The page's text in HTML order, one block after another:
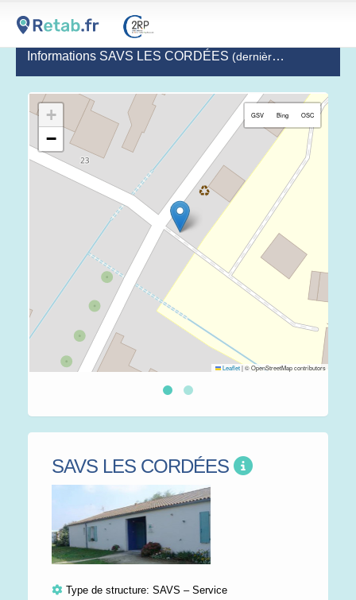
Informations SAVS LES CORDÉES (dernière mise à jour le 2020-06-24)
+
−
GSV Bing OSC
Leaflet|© OpenStreetMap contributors
SAVS LES CORDÉES
Type de structure: SAVS – Service